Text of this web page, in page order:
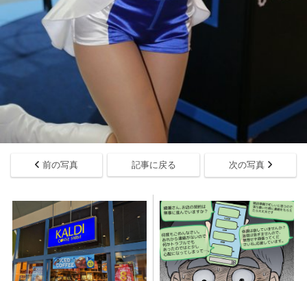
前の写真 記事に戻る 次の写真